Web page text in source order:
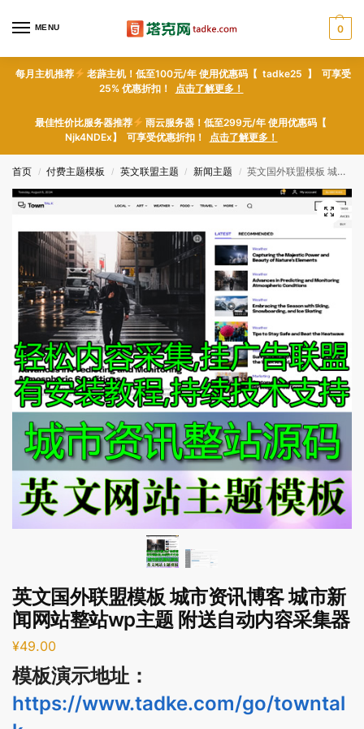
MENU 0
每月主机推荐
老薜主机！低至100元/年 使用优惠码【 tadke25 】 可享受
25% 优惠折扣！ 点击了解更多！
最佳性价比服务器推荐
雨云服务器！低至299元/年 使用优惠码【
Njk4NDEx】 可享受优惠折扣！ 点击了解更多！
首页 / 付费主题模板 / 英文联盟主题 / 新闻主题 / 英文国外联盟模板 城市资讯博客 城市新闻网站整站wp主题 附送自动内容采集器
英文国外联盟模板 城市资讯博客 城市新
闻网站整站wp主题 附送自动内容采集器
¥49.00
模板演示地址：
https://www.tadke.com/go/towntal